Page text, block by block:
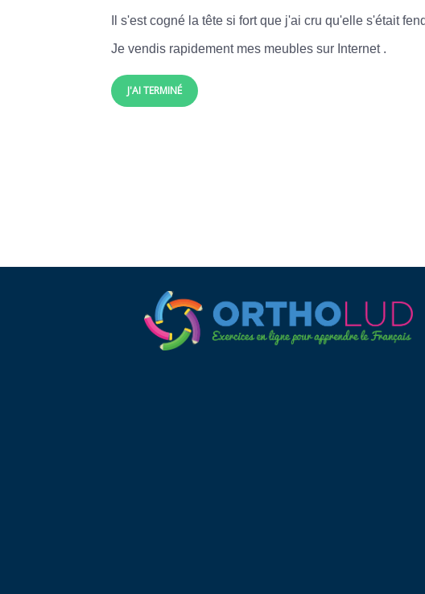
s'est cogné la tête si fort que j'ai cru qu'elle s'était
Je vendis rapidement mes meubles sur Internet .
J'AI TERMINÉ